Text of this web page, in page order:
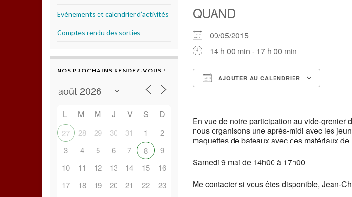
QUAND
09/05/2015
14 h 00 min - 17 h 00 min
AJOUTER AU CALENDRIER
En vue de notre participation au vide-grenier
nous organisons une après-midi avec les
maquettes de bateaux avec des matériaux de
Samedi 9 mai de 14h00 à 17h00
Me contacter si vous êtes disponible, Jean-
Evénements et calendrier d’activités
Comptes rendu des sorties
NOS PROCHAINS RENDEZ-VOUS !
L M M J V S D
27 28 29 30 31 1
2
3
4 5 6 7 8
9
10
11 12 13 14 15
16
17
18 19 20 21 22 23